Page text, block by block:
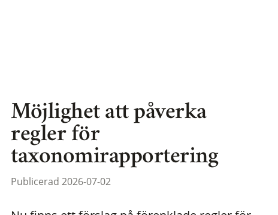
Möjlighet att påverka
regler för
taxonomirapportering
Publicerad 2026-07-02